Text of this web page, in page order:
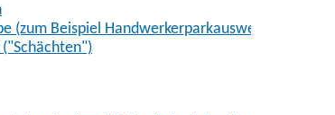
(zum Beispiel Handwerkerparkausweis)